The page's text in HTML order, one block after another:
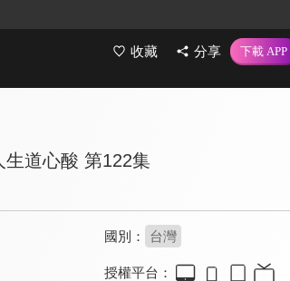
收藏 分享
道心酸 第122集
國別： 台灣
授權平台：